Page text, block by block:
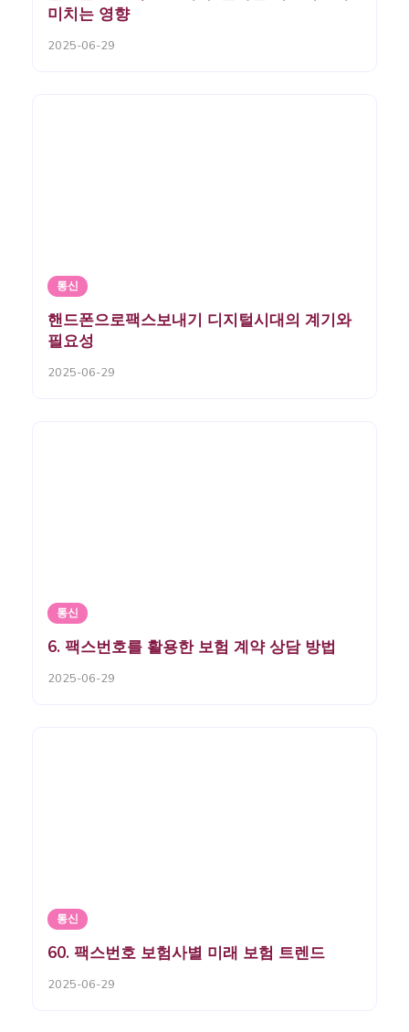
미치는 영향
2025-06-29
통신
핸드폰으로팩스보내기 디지털시대의 계기와
필요성
2025-06-29
통신
6. 팩스번호를 활용한 보험 계약 상담 방법
2025-06-29
통신
60. 팩스번호 보험사별 미래 보험 트렌드
2025-06-29